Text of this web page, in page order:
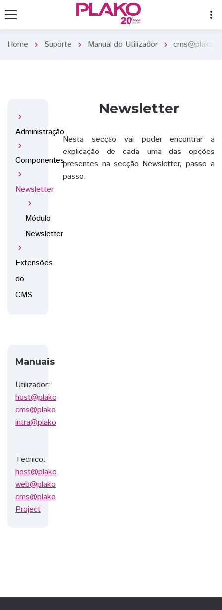
more_vert
Home chevron_right Suporte chevron_right Manual do Utilizador chevron_right cms@plako
chevron_right
Administração
chevron_right
Componentes
chevron_right
Newsletter
chevron_right
Módulo
Newsletter
chevron_right
Extensões
do
CMS
Manuais
Utilizador:
host@plako
cms@plako
intra@plako
Técnico:
host@plako
web@plako
cms@plako
Project
Newsletter
Nesta secção vai poder encontrar a
explicação de cada uma das opções
presentes na secção Newsletter, passo a
passo.